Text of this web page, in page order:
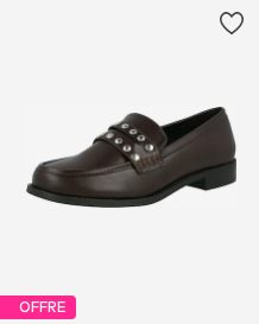
OFFRE